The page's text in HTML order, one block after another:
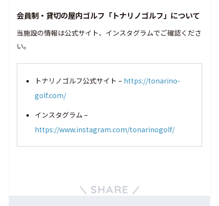
会員制・貸切の屋内ゴルフ「トナリノゴルフ」について
当施設の情報は公式サイト、インスタグラムでご確認くださ
い。
トナリノゴルフ公式サイト – https://tonarino-
golf.com/
インスタグラム –
https://www.instagram.com/tonarinogolf/
SHARE